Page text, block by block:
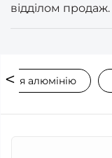
відділом продаж.
для алюмінію